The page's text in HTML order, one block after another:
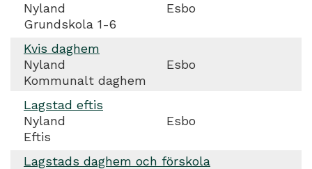
Nyland
Esbo
Grundskola 1-6
Kvis daghem
Nyland
Esbo
Kommunalt daghem
Lagstad eftis
Nyland
Esbo
Eftis
Lagstads daghem och förskola